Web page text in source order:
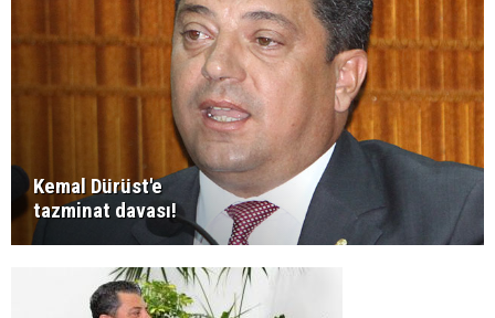
Kemal Dürüst'e
tazminat davası!